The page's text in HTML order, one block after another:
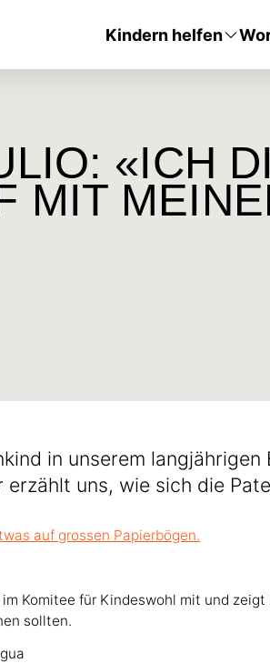
Kindern helfen
«ICH
MIT
in unserem
uns, wie sich die
Komitee für Kindeswohl mit und zeigt
sollten.